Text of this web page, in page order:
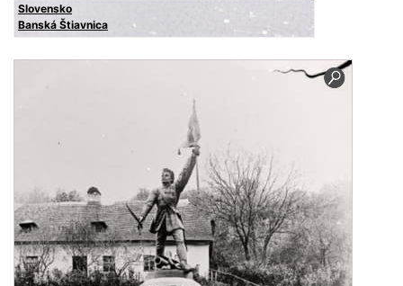
Slovensko
Banská Štiavnica